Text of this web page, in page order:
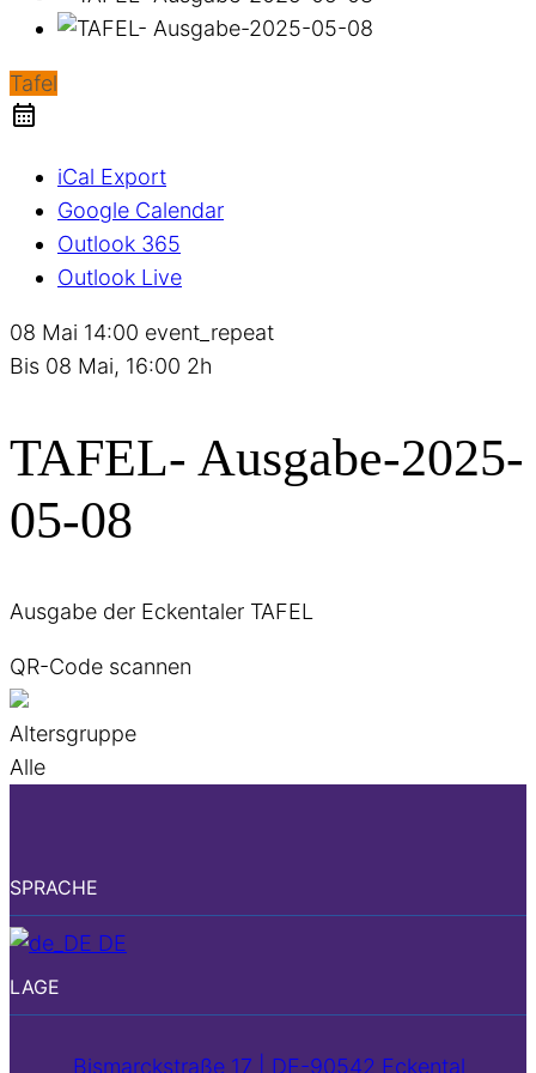
Tafel
iCal Export
Google Calendar
Outlook 365
Outlook Live
08 Mai 14:00 event_repeat
Bis 08 Mai, 16:00 2h
TAFEL- Ausgabe-2025-
05-08
Ausgabe der Eckentaler TAFEL
QR-Code scannen
Altersgruppe
Alle
SPRACHE
DE
LAGE
Bismarckstraße 17 | DE-90542 Eckental